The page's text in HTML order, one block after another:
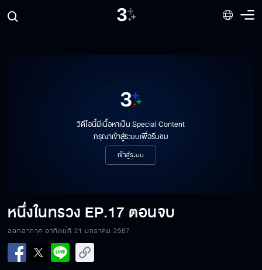
วิดีโอนี้มีเนื้อหาเป็น Special Content
กรุณาเข้าสู่ระบบเพื่อรับชม
เข้าสู่ระบบ
หนึ่งในทรวง EP.17 ตอนจบ
ออกอากาศ อาทิตย์ที่ 21 มกราคม 2567